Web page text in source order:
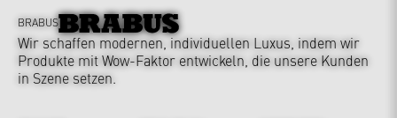
BRABUS
Wir schaffen modernen, individuellen Luxus, indem wir
Produkte mit Wow-Faktor entwickeln, die unsere Kunden
in Szene setzen.